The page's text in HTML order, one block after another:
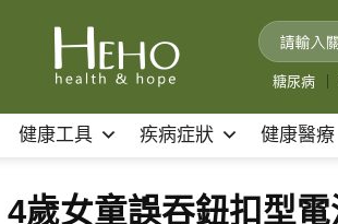
糖尿病
健康工具 疾病症狀 健康醫療
4歲女童誤吞鈕扣型